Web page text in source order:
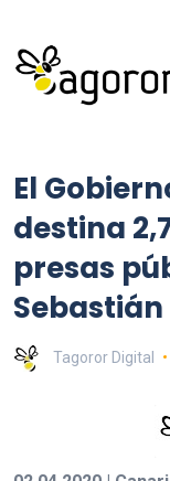
El
destina
presas
Sebastián
Tagoror Digital